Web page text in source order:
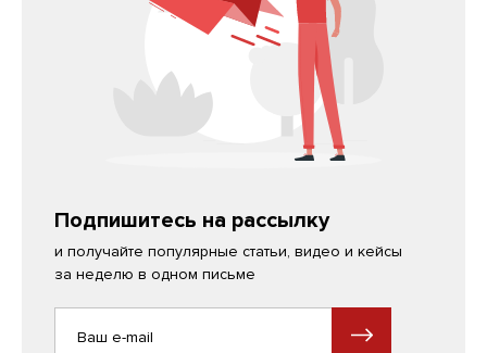
Подпишитесь на рассылку
и получайте популярные статьи, видео и кейсы
за неделю в одном письме